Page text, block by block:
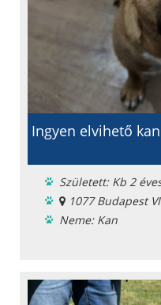
Ingyen elvihető
Született: Kb 2
1077 Budapest
Neme: Kan
Féreghajtva
Ivartalanítva